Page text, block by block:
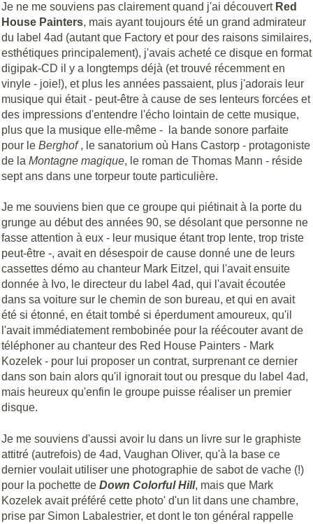
Je ne me souviens pas clairement quand j'ai découvert Red
House Painters, mais ayant toujours été un grand admirateur
du label 4ad (autant que Factory et pour des raisons similaires,
esthétiques principalement), j'avais acheté ce disque en format
digipak-CD il y a longtemps déjà (et trouvé récemment en
vinyle - joie!), et plus les années passaient, plus j'adorais leur
musique qui était - peut-être à cause de ses lenteurs forcées et
des impressions d'entendre l'écho lointain de cette musique,
plus que la musique elle-même - la bande sonore parfaite
pour le Berghof, le sanatorium où Hans Castorp - protagoniste
de la Montagne magique, le roman de Thomas Mann - réside
sept ans dans une torpeur toute particulière.
Je me souviens bien que ce groupe qui piétinait à la porte du
grunge au début des années 90, se désolant que personne ne
fasse attention à eux - leur musique étant trop lente, trop triste
peut-être -, avait en désespoir de cause donné une de leurs
cassettes démo au chanteur Mark Eitzel, qui l'avait ensuite
donnée à Ivo, le directeur du label 4ad, qui l'avait écoutée
dans sa voiture sur le chemin de son bureau, et qui en avait
été si étonné, en était tombé si éperdument amoureux, qu'il
l'avait immédiatement rembobinée pour la réécouter avant de
téléphoner au chanteur des Red House Painters - Mark
Kozelek - pour lui proposer un contrat, surprenant ce dernier
dans son bain alors qu'il ignorait tout ou presque du label 4ad,
mais heureux qu'enfin le groupe puisse réaliser un premier
disque.
Je me souviens d'aussi avoir lu dans un livre sur le graphiste
attitré (autrefois) de 4ad, Vaughan Oliver, qu'à la base ce
dernier voulait utiliser une photographie de sabot de vache (!)
pour la pochette de Down Colorful Hill, mais que Mark
Kozelek avait préféré cette photo' d'un lit dans une chambre,
prise par Simon Labalestrier, et dont le ton général rappelle